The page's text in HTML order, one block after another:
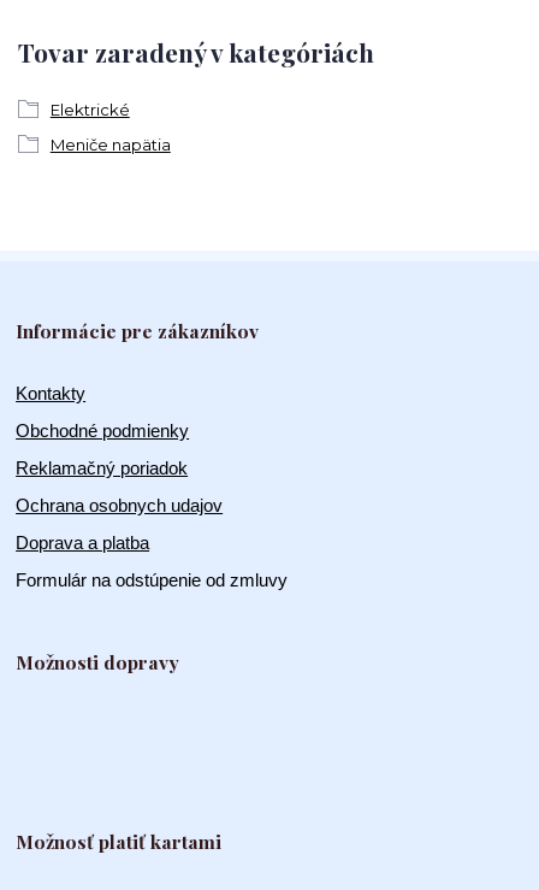
Tovar zaradený v kategóriách
Elektrické
Meniče napätia
Informácie pre zákazníkov
Kontakty
Obchodné podmienky
Reklamačný poriadok
Ochrana osobnych udajov
Doprava a platba
Formulár na odstúpenie od zmluvy
Možnosti dopravy
Možnosť platiť kartami